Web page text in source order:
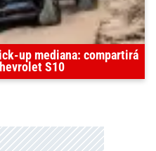
up mediana: compartirá
S10